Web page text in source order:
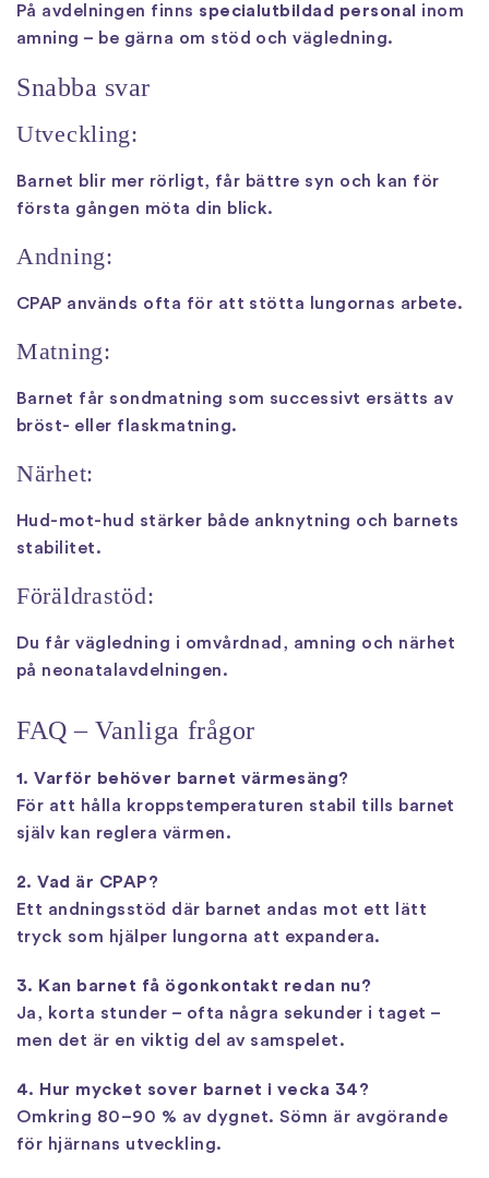
På avdelningen finns specialutbildad personal
inom
amning – be gärna om stöd och vägledning.
Snabba svar
Utveckling:
Barnet blir mer rörligt, får bättre syn och kan för
första gången möta din blick.
Andning:
CPAP används ofta för att stötta lungornas arbete.
Matning:
Barnet får sondmatning som successivt ersätts av
bröst- eller flaskmatning.
Närhet:
Hud-mot-hud stärker både anknytning och barnets
stabilitet.
Föräldrastöd:
Du får vägledning i omvårdnad, amning och närhet
på neonatalavdelningen.
FAQ – Vanliga frågor
1. Varför behöver barnet värmesäng?
För att hålla kroppstemperaturen stabil tills barnet
själv kan reglera värmen.
2. Vad är CPAP?
Ett andningsstöd där barnet andas mot ett lätt
tryck som hjälper lungorna att expandera.
3. Kan barnet få ögonkontakt redan nu?
Ja, korta stunder – ofta några sekunder i taget –
men det är en viktig del av samspelet.
4. Hur mycket sover barnet i vecka 34?
Omkring 80–90 % av dygnet. Sömn är avgörande
för hjärnans utveckling.